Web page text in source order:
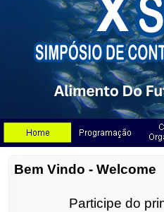
Bem Vindo - Welcome
Participe do